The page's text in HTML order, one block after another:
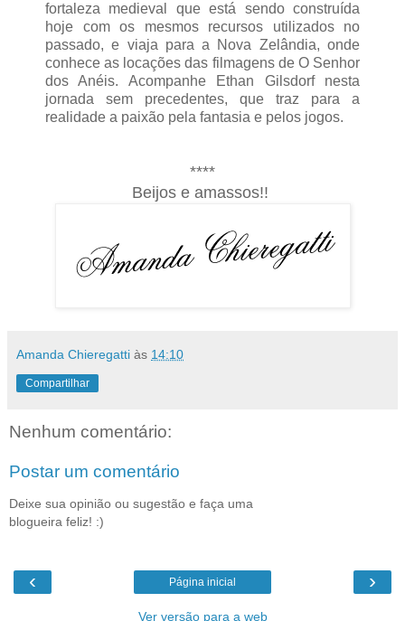
fortaleza medieval que está sendo construída
hoje com os mesmos recursos utilizados no
passado, e viaja para a Nova Zelândia, onde
conhece as locações das filmagens de O Senhor
dos Anéis. Acompanhe Ethan Gilsdorf nesta
jornada sem precedentes, que traz para a
realidade a paixão pela fantasia e pelos jogos.
****
Beijos e amassos!!
Amanda Chieregatti às 14:10
Compartilhar
Nenhum comentário:
Postar um comentário
Deixe sua opinião ou sugestão e faça uma
blogueira feliz! :)
‹ ›
Página inicial
Ver versão para a web